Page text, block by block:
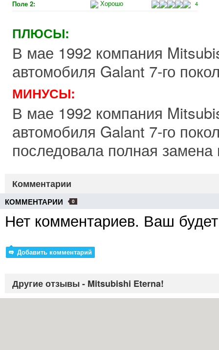
Сведения о проведении месячных мероприятий,
23:41:00
Выбрали нового председателя Октябрьского района
Поле 2: Хорошо 4
ПЛЮСЫ:
В мае 1992 компания
автомобиля Galant 7-го
МИНУСЫ:
В мае 1992 компания
автомобиля Galant 7-го
последовала полная
Комментарии
0
КОММЕНТАРИИ
Нет комментариев. Ваш
Добавить комментарий
Другие отзывы - Mitsubishi Eterna!